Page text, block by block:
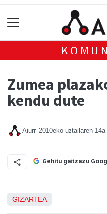
Zumea
kendu dute
Aiurri 2010eko uztailaren 14a
Gehitu gaitzazu
GIZARTEA